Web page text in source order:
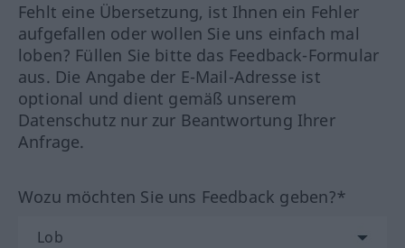
Fehlt eine Übersetzung, ist Ihnen ein Fehler
aufgefallen oder wollen Sie uns einfach mal
loben? Füllen Sie bitte das Feedback-Formular
aus. Die Angabe der E-Mail-Adresse ist
optional und dient gemäß unserem
Datenschutz nur zur Beantwortung Ihrer
Anfrage.
Wozu möchten Sie uns Feedback geben?*